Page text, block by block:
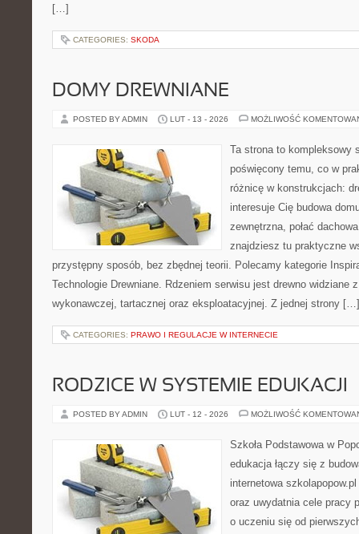
[…]
CATEGORIES: SKODA
DOMY DREWNIANE
POSTED BY ADMIN LUT - 13 - 2026 MOŻLIWOŚĆ
Ta strona to kompleksowy
poświęcony temu, co w
różnicę w konstrukcjach:
interesuje Cię budowa
zewnętrzna, połać
znajdziesz tu praktyczne
przystępny sposób, bez zbędnej teorii. Polecamy kategorie
Technologie Drewniane. Rdzeniem serwisu jest drewno widziane
wykonawczej, tartacznej oraz eksploatacyjnej. Z jednej strony […]
CATEGORIES: PRAWO I REGULACJE W INTERNECIE
RODZICE W SYSTEMIE EDUKACJI
POSTED BY ADMIN LUT - 12 - 2026 MOŻLIWOŚĆ
Szkoła Podstawowa w
edukacja łączy się z
internetowa
oraz uwydatnia cele pracy
o uczeniu się od